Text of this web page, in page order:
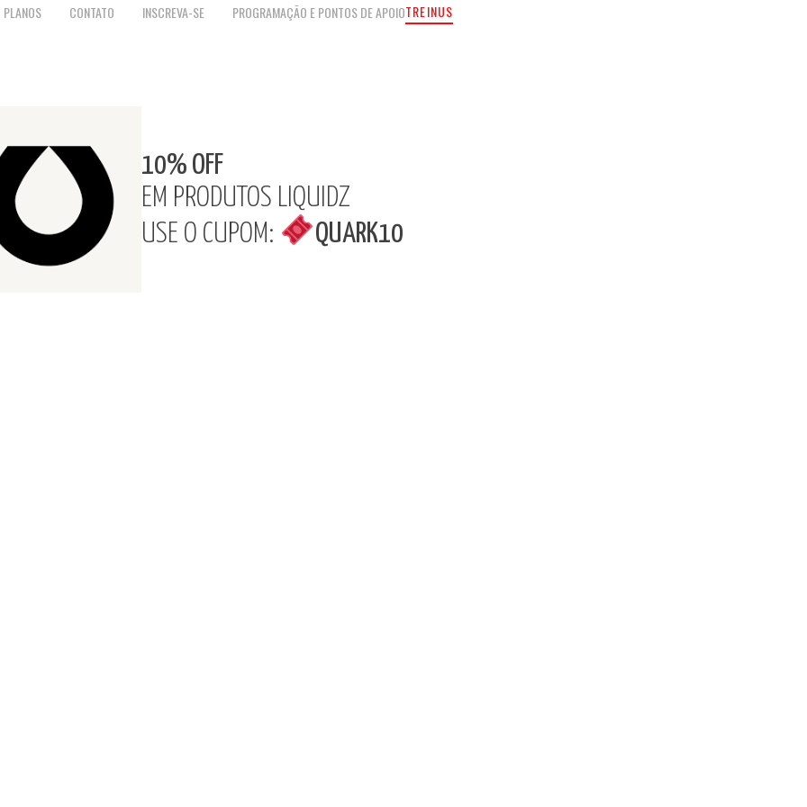
PLANOS CONTATO INSCREVA-SE PROGRAMAÇÃO E PONTOS DE APOIOTREINUS
10% OFF
EM PRODUTOS LIQUIDZ
USE O CUPOM:
QUARK10